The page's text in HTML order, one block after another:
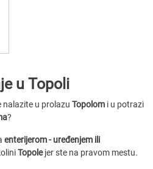
u Topoli
nalazite u prolazu Topolom i u potrazi
?
enterijerom - uređenjem ili
Topolejer ste na pravom mestu.